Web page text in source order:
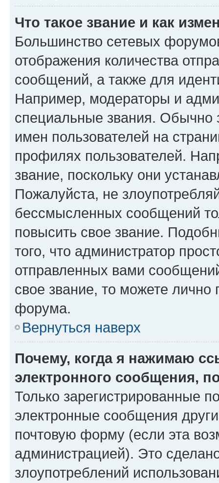
Что такое звание и как
Большинство сетевых
отображения количества
сообщений, а также для
Например, модераторы и
специальные звания. Обычно
имен пользователей на
профилях пользователей.
звание, поскольку они
Пожалуйста, не
бессмысленных сообщений
повысить свое звание.
того, что администратор
отправленных вами
свое звание, то можете лично
форума.
Вернуться наверх
Почему, когда я нажимаю
электронного сообщения,
Только зарегистрированные
электронные сообщения
почтовую форму (если эта
администрацией). Это
злоупотреблений